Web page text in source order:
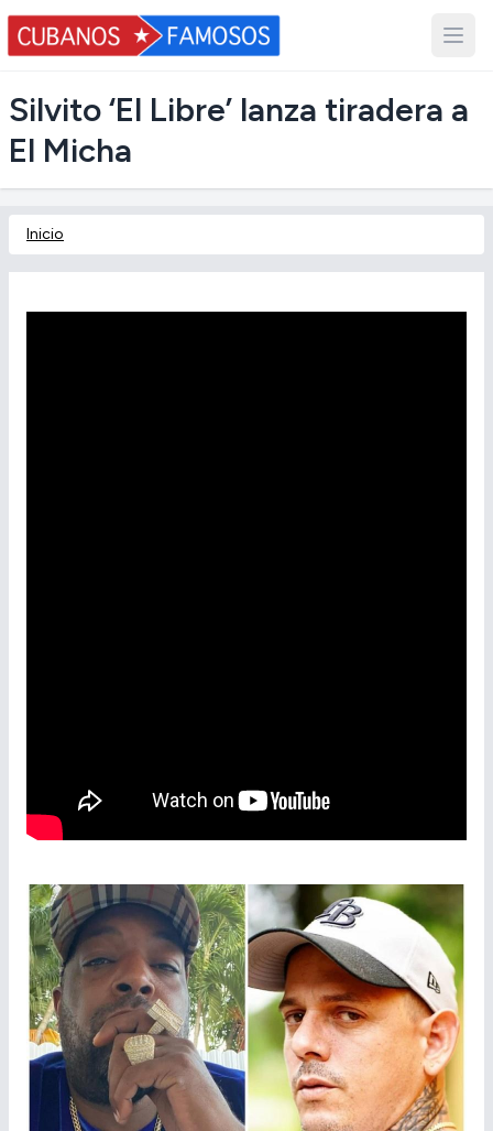
Silvito ‘El Libre’ lanza tiradera a
El Micha
Inicio